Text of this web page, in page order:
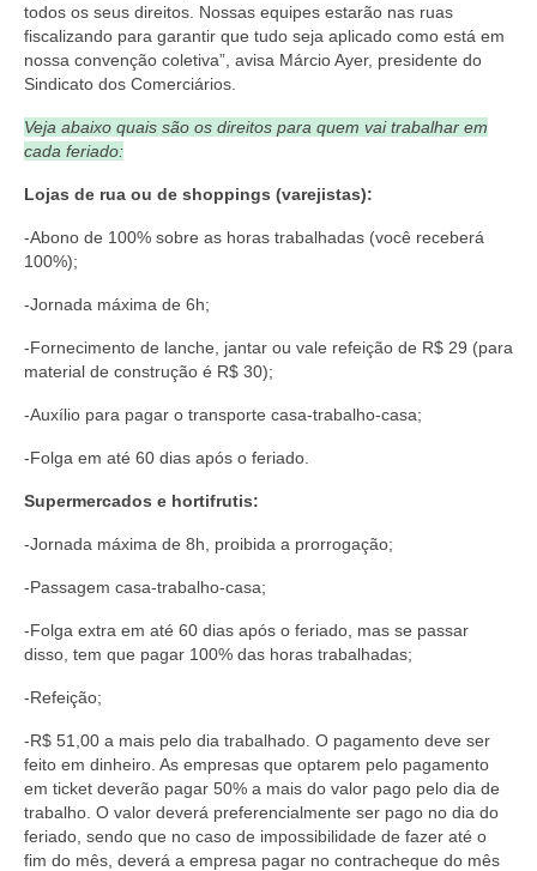
SERVIÇOS
Acordos e convenções
Cadastro de empresa
Homologações
Saúde
Aplicativo Comerciários RJ
Acordo de Feriado para Empresas
CIPA
BENEFÍCIOS
Refeitórios
Convênios
Dependentes
Benefício Social Familiar
FIQUE POR DENTRO
todos os seus direitos. Nossas equipes estarão nas ruas
fiscalizando para garantir que tudo seja aplicado como está em
nossa convenção coletiva”, avisa Márcio Ayer, presidente do
Sindicato dos Comerciários.
Veja abaixo quais são os direitos para quem vai trabalhar em
cada feriado:
Lojas de rua ou de shoppings (varejistas):
-Abono de 100% sobre as horas trabalhadas (você receberá
100%);
-Jornada máxima de 6h;
-Fornecimento de lanche, jantar ou vale refeição de R$ 29 (para
material de construção é R$ 30);
-Auxílio para pagar o transporte casa-trabalho-casa;
-Folga em até 60 dias após o feriado.
Supermercados e hortifrutis:
-Jornada máxima de 8h, proibida a prorrogação;
-Passagem casa-trabalho-casa;
-Folga extra em até 60 dias após o feriado, mas se passar
disso, tem que pagar 100% das horas trabalhadas;
-Refeição;
-R$ 51,00 a mais pelo dia trabalhado. O pagamento deve ser
feito em dinheiro. As empresas que optarem pelo pagamento
em ticket deverão pagar 50% a mais do valor pago pelo dia de
trabalho. O valor deverá preferencialmente ser pago no dia do
feriado, sendo que no caso de impossibilidade de fazer até o
fim do mês, deverá a empresa pagar no contracheque do mês